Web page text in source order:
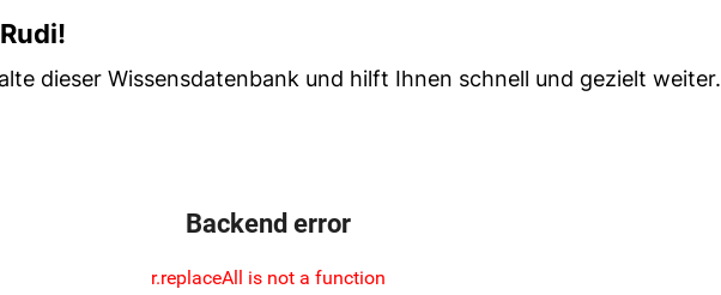
dieser Wissensdatenbank und hilft Ihnen schnell und gezielt weiter.
Backend error
r.replaceAll is not a function